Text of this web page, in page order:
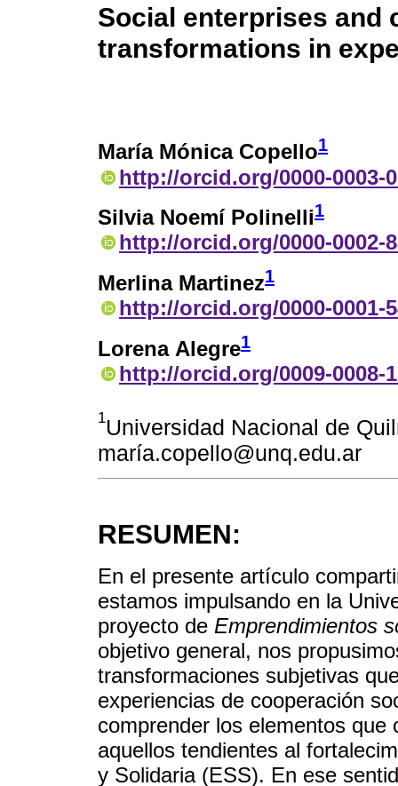
Social enterprises and
transformations in
María Mónica Copello1
http://orcid.org/0000-0003-
Silvia Noemí Polinelli1
http://orcid.org/0000-0002-
Merlina Martinez1
http://orcid.org/0000-0001-
Lorena Alegre1
http://orcid.org/0009-0008-
1Universidad Nacional de
maría.copello@unq.edu.ar
RESUMEN:
En el presente artículo
estamos impulsando en la
proyecto de Emprendimientos
objetivo general, nos
transformaciones subjetivas
experiencias de cooperación
comprender los elementos
aquellos tendientes al
y Solidaria (ESS). En ese